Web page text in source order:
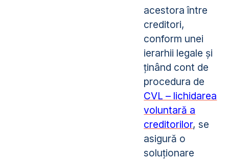
acestora între
creditori,
conform unei
ierarhii legale și
ținând cont de
procedura de
CVL – lichidarea
voluntară a
creditorilor, se
asigură o
soluționare